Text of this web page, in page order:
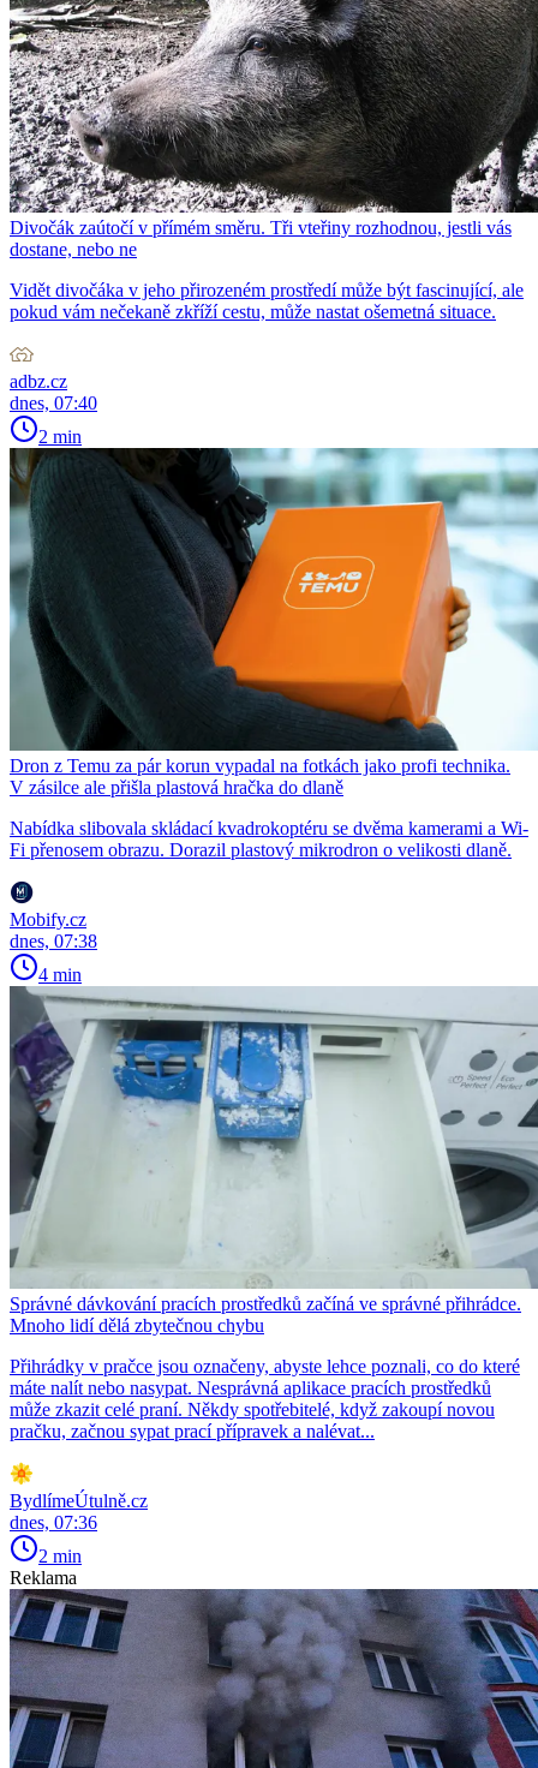
Divočák zaútočí v přímém směru. Tři vteřiny rozhodnou, jestli vás
dostane, nebo ne
Vidět divočáka v jeho přirozeném prostředí může být fascinující, ale
pokud vám nečekaně zkříží cestu, může nastat ošemetná situace.
adbz.cz
dnes, 07:40
2 min
Dron z Temu za pár korun vypadal na fotkách jako profi technika.
V zásilce ale přišla plastová hračka do dlaně
Nabídka slibovala skládací kvadrokoptéru se dvěma kamerami a Wi-
Fi přenosem obrazu. Dorazil plastový mikrodron o velikosti dlaně.
Mobify.cz
dnes, 07:38
4 min
Správné dávkování pracích prostředků začíná ve správné přihrádce.
Mnoho lidí dělá zbytečnou chybu
Přihrádky v pračce jsou označeny, abyste lehce poznali, co do které
máte nalít nebo nasypat. Nesprávná aplikace pracích prostředků
může zkazit celé praní. Někdy spotřebitelé, když zakoupí novou
pračku, začnou sypat prací přípravek a nalévat...
BydlímeÚtulně.cz
dnes, 07:36
2 min
Reklama